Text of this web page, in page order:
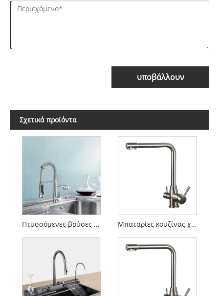
υποβάλλουν
Σχετικά προϊόντα
Πτυσσόμενες βρύσες κουζίνας Μπαταρίες κουζίνας χωρίς αφή